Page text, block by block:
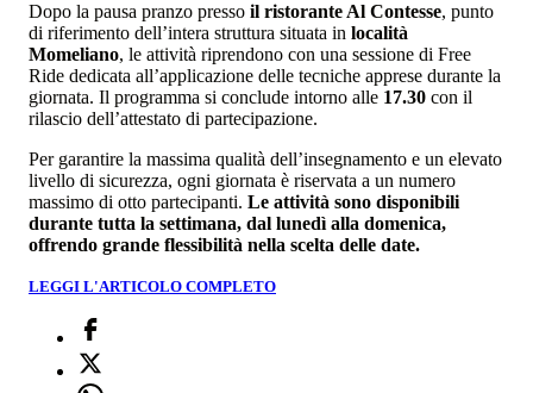
Dopo la pausa pranzo presso il ristorante Al Contesse, punto
di riferimento dell’intera struttura situata in località
Momeliano, le attività riprendono con una sessione di Free
Ride dedicata all’applicazione delle tecniche apprese durante la
giornata. Il programma si conclude intorno alle 17.30 con il
rilascio dell’attestato di partecipazione.
Per garantire la massima qualità dell’insegnamento e un elevato
livello di sicurezza, ogni giornata è riservata a un numero
massimo di otto partecipanti. Le attività sono disponibili
durante tutta la settimana, dal lunedì alla domenica,
offrendo grande flessibilità nella scelta delle date.
LEGGI L'ARTICOLO COMPLETO